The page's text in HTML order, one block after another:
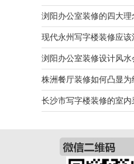
浏阳办公室装修的四大理
现代永州写字楼装修应该
浏阳办公室装修设计风水
株洲餐厅装修如何凸显为
长沙市写字楼装修的室内